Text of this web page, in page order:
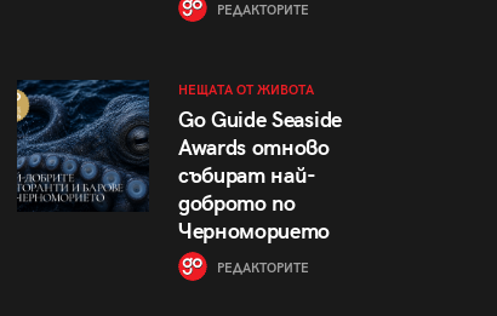
РЕДАКТОРИТЕ
НЕЩАТА ОТ ЖИВОТА
Go Guide Seaside
Awards отново
събират най-
доброто по
Черноморието
РЕДАКТОРИТЕ